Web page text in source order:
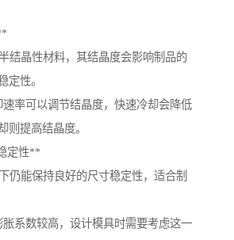
结晶性材料，其结晶度会影响制品的
定性。
率可以调节结晶度，快速冷却会降低
则提高结晶度。
定性**
仍能保持良好的尺寸稳定性，适合制
系数较高，设计模具时需要考虑这一